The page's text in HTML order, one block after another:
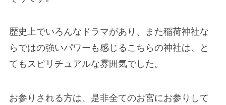
歴史上でいろんなドラマがあり、また稲荷神社な
らではの強いパワーも感じるこちらの神社は、と
てもスピリチュアルな雰囲気でした。
お参りされる方は、是非全てのお宮にお参りして